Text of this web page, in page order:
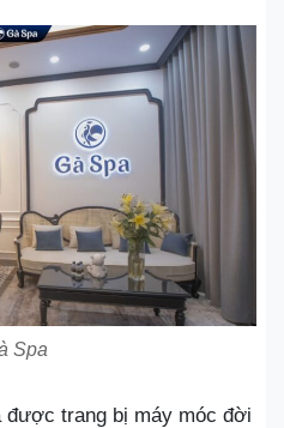
Spa
được trang bị máy móc đời